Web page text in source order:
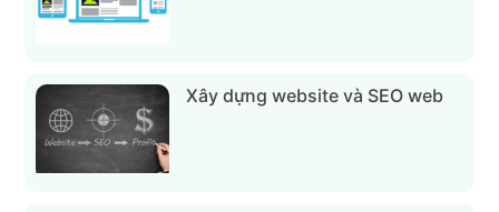
Xây dựng website và SEO web